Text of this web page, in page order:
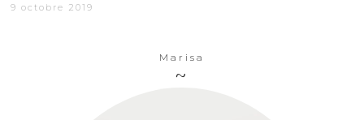
9 octobre 2019
Marisa